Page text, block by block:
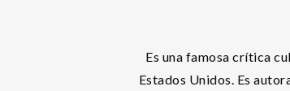
Es una famosa crítica
Estados Unidos. Es